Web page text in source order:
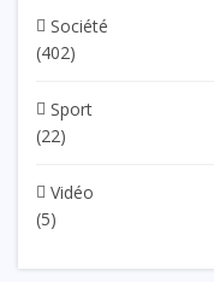
Société
(402)
Sport
(22)
Vidéo
(5)